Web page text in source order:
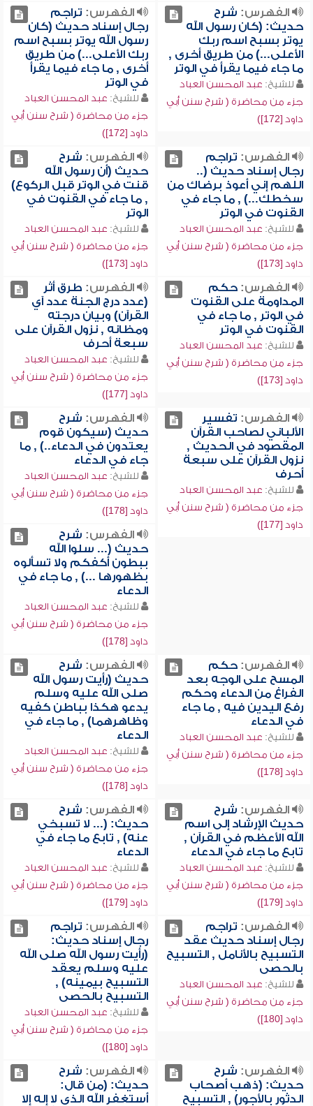
الفهرس: شرح
حديث: (كان رسول الله
يوتر بسبح اسم ربك
الأعلى...) من طريق أخرى ,
ما جاء فيما يقرأ في الوتر
للشيخ: عبد المحسن العباد
جزء من محاضرة ( شرح سنن أبي
داود [172])
الفهرس: تراجم
رجال إسناد حديث (كان
رسول الله يوتر بسبح اسم
ربك الأعلى...) من طريق
أخرى , ما جاء فيما يقرأ
في الوتر
للشيخ: عبد المحسن العباد
جزء من محاضرة ( شرح سنن أبي
داود [172])
الفهرس: تراجم
رجال إسناد حديث (..
اللهم إني أعوذ برضاك من
سخطك...) , ما جاء في
القنوت في الوتر
للشيخ: عبد المحسن العباد
جزء من محاضرة ( شرح سنن أبي
داود [173])
الفهرس: شرح
حديث (أن رسول الله
قنت في الوتر قبل الركوع)
, ما جاء في القنوت في
الوتر
للشيخ: عبد المحسن العباد
جزء من محاضرة ( شرح سنن أبي
داود [173])
الفهرس:حكم
المداومة على القنوت
في الوتر , ما جاء في
القنوت في الوتر
للشيخ: عبد المحسن العباد
جزء من محاضرة ( شرح سنن أبي
داود [173])
الفهرس: طرق أثر
(عدد درج الجنة عدد آي
القرآن) وبيان درجته
ومظانه , نزول القرآن على
سبعة أحرف
للشيخ: عبد المحسن العباد
جزء من محاضرة ( شرح سنن أبي
داود [177])
الفهرس: تفسير
الألباني لصاحب القرآن
المقصود في الحديث ,
نزول القرآن على سبعة
أحرف
للشيخ: عبد المحسن العباد
جزء من محاضرة ( شرح سنن أبي
داود [177])
الفهرس: شرح
حديث (سيكون قوم
يعتدون في الدعاء..) , ما
جاء في الدعاء
للشيخ: عبد المحسن العباد
جزء من محاضرة ( شرح سنن أبي
داود [178])
الفهرس: شرح
حديث (... سلوا الله
ببطون أكفكم ولا تسألوه
بظهورها ...) , ما جاء في
الدعاء
للشيخ: عبد المحسن العباد
جزء من محاضرة ( شرح سنن أبي
داود [178])
الفهرس:حكم
المسح على الوجه بعد
الفراغ من الدعاء وحكم
رفع اليدين فيه , ما جاء
في الدعاء
للشيخ: عبد المحسن العباد
جزء من محاضرة ( شرح سنن أبي
داود [178])
الفهرس: شرح
حديث (رأيت رسول الله
صلى الله عليه وسلم
يدعو هكذا بباطن كفيه
وظاهرهما) , ما جاء في
الدعاء
للشيخ: عبد المحسن العباد
جزء من محاضرة ( شرح سنن أبي
داود [178])
الفهرس: شرح
حديث الإرشاد إلى اسم
الله الأعظم في القرآن ,
تابع ما جاء في الدعاء
للشيخ: عبد المحسن العباد
جزء من محاضرة ( شرح سنن أبي
داود [179])
الفهرس: شرح
حديث: (... لا تسبخي
عنه) , تابع ما جاء في
الدعاء
للشيخ: عبد المحسن العباد
جزء من محاضرة ( شرح سنن أبي
داود [179])
الفهرس: تراجم
رجال إسناد حديث عقد
التسبيح بالأنامل , التسبيح
بالحصى
للشيخ: عبد المحسن العباد
جزء من محاضرة ( شرح سنن أبي
داود [180])
الفهرس: تراجم
رجال إسناد حديث:
(رأيت رسول الله صلى الله
عليه وسلم يعقد
التسبيح بيمينه) ,
التسبيح بالحصى
للشيخ: عبد المحسن العباد
جزء من محاضرة ( شرح سنن أبي
داود [180])
الفهرس: شرح
حديث: (ذهب أصحاب
الدثور بالأجور) , التسبيح
الفهرس: شرح
حديث: (من قال:
أستغفر الله الذي لا إله إلا